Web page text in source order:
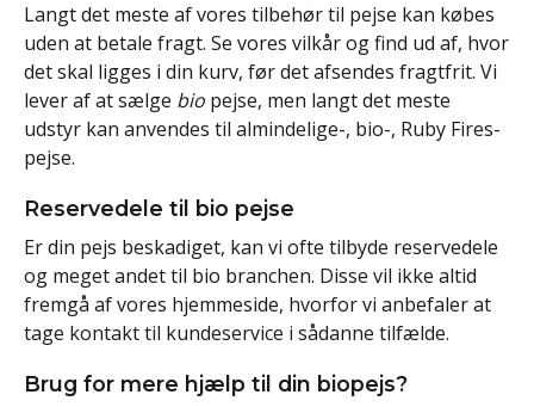
Langt det meste af vores tilbehør til pejse kan købes
uden at betale fragt. Se vores vilkår og find ud af, hvor
det skal ligges i din kurv, før det afsendes fragtfrit. Vi
lever af at sælge bio pejse, men langt det meste
udstyr kan anvendes til almindelige-, bio-, Ruby Fires-
pejse.
Reservedele til bio pejse
Er din pejs beskadiget, kan vi ofte tilbyde reservedele
og meget andet til bio branchen. Disse vil ikke altid
fremgå af vores hjemmeside, hvorfor vi anbefaler at
tage kontakt til kundeservice i sådanne tilfælde.
Brug for mere hjælp til din biopejs?